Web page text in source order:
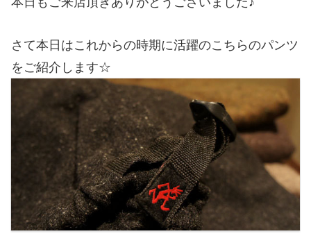
さて本日はこれからの時期に活躍のこちらのパンツ
をご紹介します☆